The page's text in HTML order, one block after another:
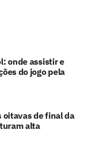
onde assistir e
do jogo pela
oitavas de final da
alta